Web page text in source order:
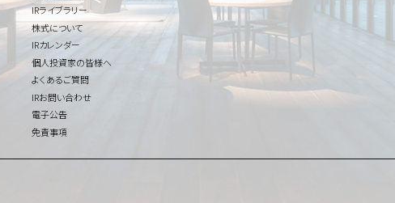
IRライブラリー
株式について
IRカレンダー
個人投資家の皆様へ
よくあるご質問
IRお問い合わせ
電子公告
免責事項